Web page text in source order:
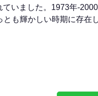
いました。1973年-2000
も輝かしい時期に存在